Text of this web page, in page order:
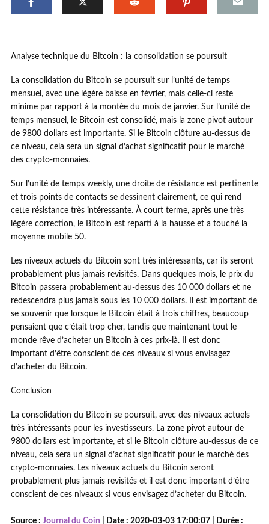
Analyse technique du Bitcoin : la consolidation se poursuit
La consolidation du Bitcoin se poursuit sur l’unité de temps
mensuel, avec une légère baisse en février, mais celle-ci reste
minime par rapport à la montée du mois de janvier. Sur l’unité de
temps mensuel, le Bitcoin est consolidé, mais la zone pivot autour
de 9800 dollars est importante. Si le Bitcoin clôture au-dessus de
ce niveau, cela sera un signal d’achat significatif pour le marché
des crypto-monnaies.
Sur l’unité de temps weekly, une droite de résistance est pertinente
et trois points de contacts se dessinent clairement, ce qui rend
cette résistance très intéressante. À court terme, après une très
légère correction, le Bitcoin est reparti à la hausse et a touché la
moyenne mobile 50.
Les niveaux actuels du Bitcoin sont très intéressants, car ils seront
probablement plus jamais revisités. Dans quelques mois, le prix du
Bitcoin passera probablement au-dessus des 10 000 dollars et ne
redescendra plus jamais sous les 10 000 dollars. Il est important de
se souvenir que lorsque le Bitcoin était à trois chiffres, beaucoup
pensaient que c’était trop cher, tandis que maintenant tout le
monde rêve d’acheter un Bitcoin à ces prix-là. Il est donc
important d’être conscient de ces niveaux si vous envisagez
d’acheter du Bitcoin.
Conclusion
La consolidation du Bitcoin se poursuit, avec des niveaux actuels
très intéressants pour les investisseurs. La zone pivot autour de
9800 dollars est importante, et si le Bitcoin clôture au-dessus de ce
niveau, cela sera un signal d’achat significatif pour le marché des
crypto-monnaies. Les niveaux actuels du Bitcoin seront
probablement plus jamais revisités et il est donc important d’être
conscient de ces niveaux si vous envisagez d’acheter du Bitcoin.
Source : Journal du Coin
| Date : 2020-03-03 17:00:07 | Durée :